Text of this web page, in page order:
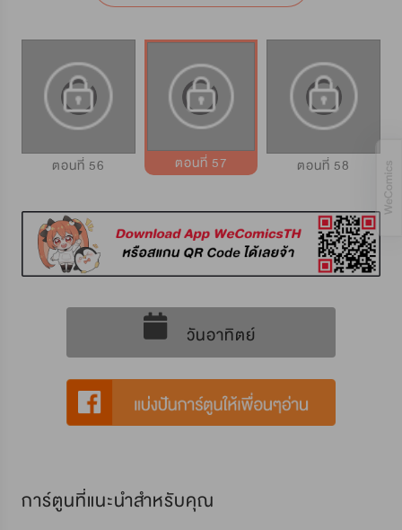
ตอนที่ 56 ตอนที่ 57 ตอนที่ 58
วันอาทิตย์
การ์ตูนที่แนะนำสำหรับคุณ